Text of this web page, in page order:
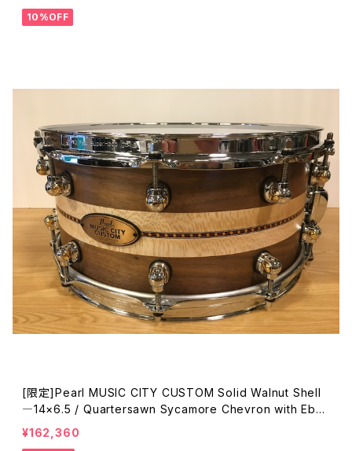
10%OFF
[限定]Pearl MUSIC CITY CUSTOM Solid Walnut Shell
―14×6.5 / Quartersawn Sycamore Chevron with Ebo
¥162,360